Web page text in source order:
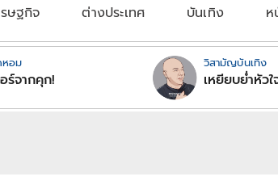
ษฐกิจ ต่างประเทศ บันเทิง
อม
ร์จากคุก!
วิสามัญบันเทิง
เหยียบย่ำหัวใ